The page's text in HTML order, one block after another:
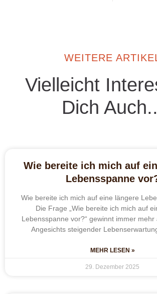
WEITERE
Vielleicht
Dich
Wie bereite ich mich auf
Lebensspanne
Wie bereite ich mich auf eine längere
Die Frage „Wie bereite ich mich auf
Lebensspanne vor?“ gewinnt immer mehr
Angesichts steigender
MEHR LESEN »
29. Dezember 2025